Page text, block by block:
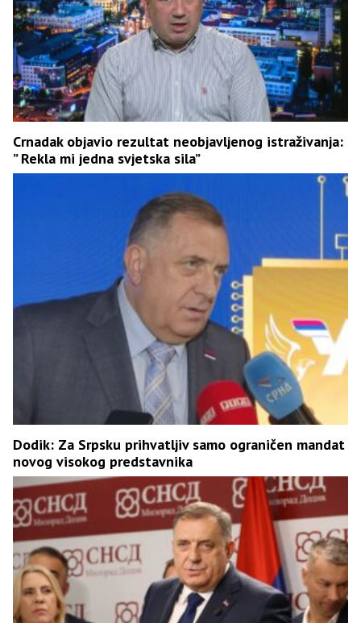
Crnadak objavio rezultat neobjavljenog istraživanja:
” Rekla mi jedna svjetska sila”
Dodik: Za Srpsku prihvatljiv samo ograničen mandat
novog visokog predstavnika